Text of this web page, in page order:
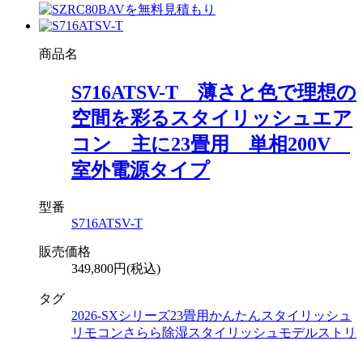
商品名
S716ATSV-T 薄さと色で理想の
空間を彩るスタイリッシュエア
コン 主に23畳用 単相200V
室外電源タイプ
型番
S716ATSV-T
販売価格
349,800円(税込)
タグ
2026-SXシリーズ23畳用かんたんスタイリッシュ
リモコンさらら除湿スタイリッシュモデルストリ